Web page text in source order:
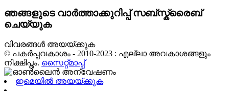
ഞങ്ങളുടെ വാർത്താക്കുറിപ്പ് സബ്സ്ക്രൈബ്
ചെയ്യുക
വിവരങ്ങൾ അയയ്ക്കുക
© പകർപ്പവകാശം - 2010-2023 : എല്ലാ അവകാശങ്ങളും
നിക്ഷിപ്തം. സൈറ്റ്മാപ്പ്
ഇമെയിൽ അയയ്ക്കുക